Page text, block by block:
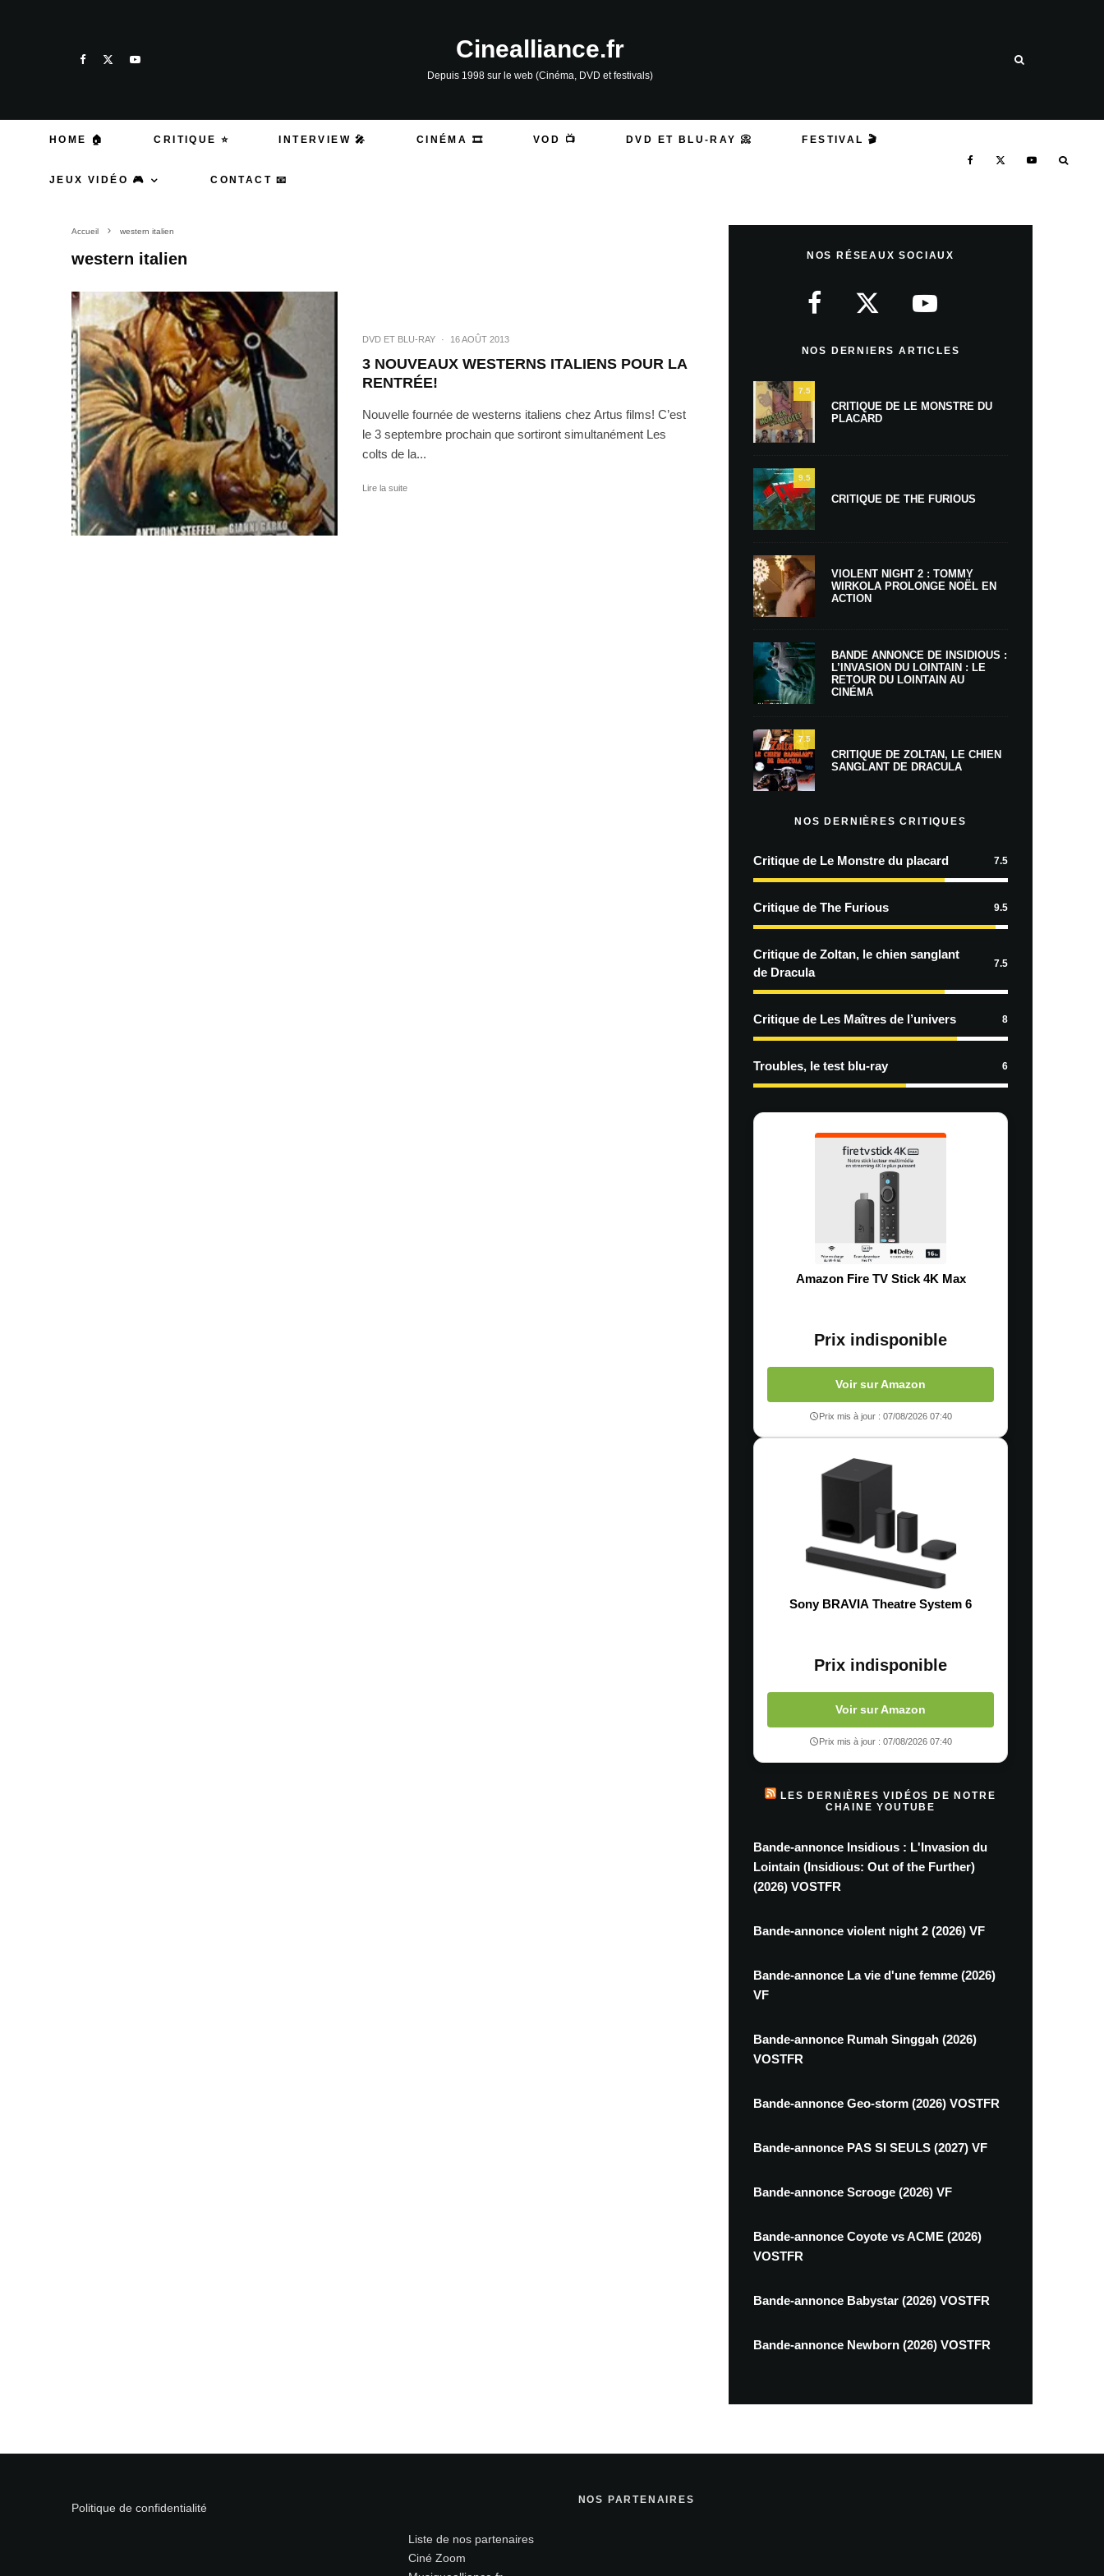
Cinealliance.fr
Depuis 1998 sur le web (Cinéma, DVD et festivals)
HOME 🏠 CRITIQUE ⭐ INTERVIEW 🎤 CINÉMA 🎞️ VOD 📺 DVD ET BLU-RAY 📀 FESTIVAL 🎬
JEUX VIDÉO 🎮 CONTACT 📧
Accueil western italien
western italien
DVD ET BLU-RAY · 16 AOÛT 2013
3 NOUVEAUX WESTERNS ITALIENS POUR LA
RENTRÉE!
Nouvelle fournée de westerns italiens chez Artus films! C’est
le 3 septembre prochain que sortiront simultanément Les
colts de la...
Lire la suite
NOS RÉSEAUX SOCIAUX
NOS DERNIERS ARTICLES
7.5
CRITIQUE DE LE MONSTRE DU
PLACARD
9.5
CRITIQUE DE THE FURIOUS
VIOLENT NIGHT 2 : TOMMY
WIRKOLA PROLONGE NOËL EN
ACTION
BANDE ANNONCE DE INSIDIOUS :
L’INVASION DU LOINTAIN : LE
RETOUR DU LOINTAIN AU
CINÉMA
7.5
CRITIQUE DE ZOLTAN, LE CHIEN
SANGLANT DE DRACULA
NOS DERNIÈRES CRITIQUES
Critique de Le Monstre du placard 7.5
Critique de The Furious 9.5
Critique de Zoltan, le chien sanglant
de Dracula
7.5
Critique de Les Maîtres de l’univers 8
Troubles, le test blu-ray 6
Amazon Fire TV Stick 4K Max
Prix indisponible
Voir sur Amazon
Prix mis à jour : 07/08/2026 07:40
Sony BRAVIA Theatre System 6
Prix indisponible
Voir sur Amazon
Prix mis à jour : 07/08/2026 07:40
LES DERNIÈRES VIDÉOS DE NOTRE
CHAINE YOUTUBE
Bande-annonce Insidious : L'Invasion du
Lointain (Insidious: Out of the Further)
(2026) VOSTFR
Bande-annonce violent night 2 (2026) VF
Bande-annonce La vie d'une femme (2026)
VF
Bande-annonce Rumah Singgah (2026)
VOSTFR
Bande-annonce Geo-storm (2026) VOSTFR
Bande-annonce PAS SI SEULS (2027) VF
Bande-annonce Scrooge (2026) VF
Bande-annonce Coyote vs ACME (2026)
VOSTFR
Bande-annonce Babystar (2026) VOSTFR
Bande-annonce Newborn (2026) VOSTFR
Politique de confidentialité
NOS PARTENAIRES
Liste de nos partenaires
Ciné Zoom